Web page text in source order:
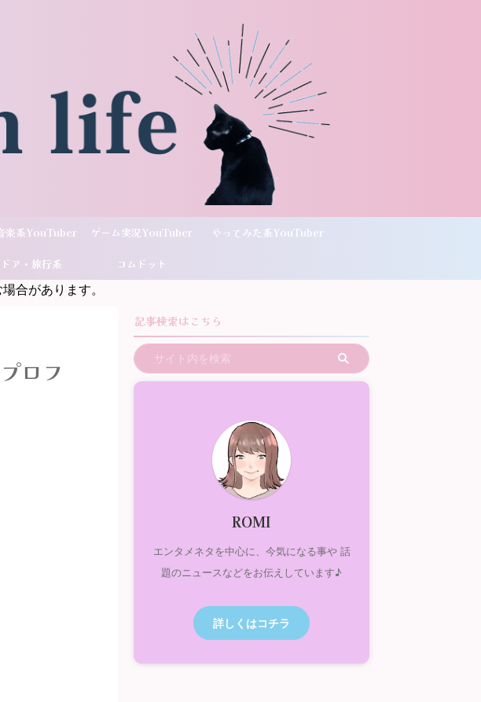
楽系YouTuber ゲーム実況YouTuber やってみた系YouTuber
ア・旅行系 コムドット
合があります。
ロフ
記事検索はこちら
ROMI
エンタメネタを中心に、今気になる事や 話
題のニュースなどをお伝えしています♪
詳しくはコチラ